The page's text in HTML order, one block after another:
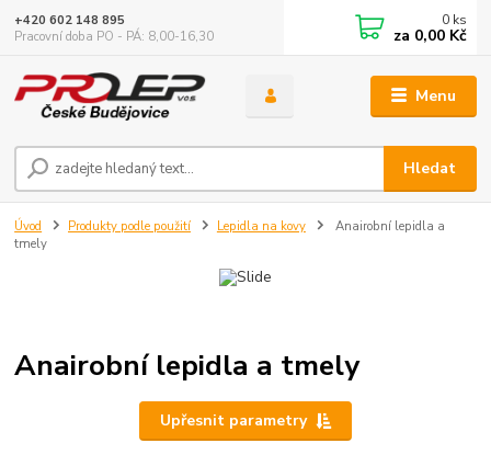
Menu
Hledat
+420 602 148 895
Pracovní doba PO - PÁ: 8,00-16,30
0 ks
za 0,00 Kč
Úvod Produkty podle použití Lepidla na kovy
Anairobní lepidla a
tmely
Anairobní lepidla a tmely
Upřesnit parametry